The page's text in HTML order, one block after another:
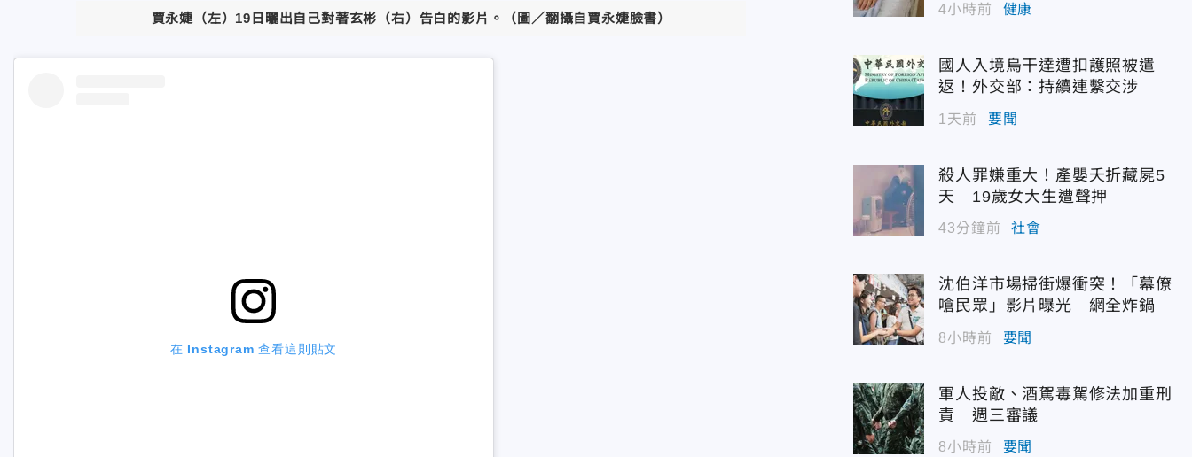
賈永婕（左）19日曬出自己對著玄彬（右）告白的影片。（圖／翻攝自賈永婕臉書）
在 Instagram 查看這則貼文
4小時前 健康
國人入境烏干達遭扣護照被遣
返！外交部：持續連繫交涉
1天前 要聞
殺人罪嫌重大！產嬰夭折藏屍5
天 19歲女大生遭聲押
43分鐘前 社會
沈伯洋市場掃街爆衝突！「幕僚
嗆民眾」影片曝光 網全炸鍋
8小時前 要聞
軍人投敵、酒駕毒駕修法加重刑
責 週三審議
8小時前 要聞